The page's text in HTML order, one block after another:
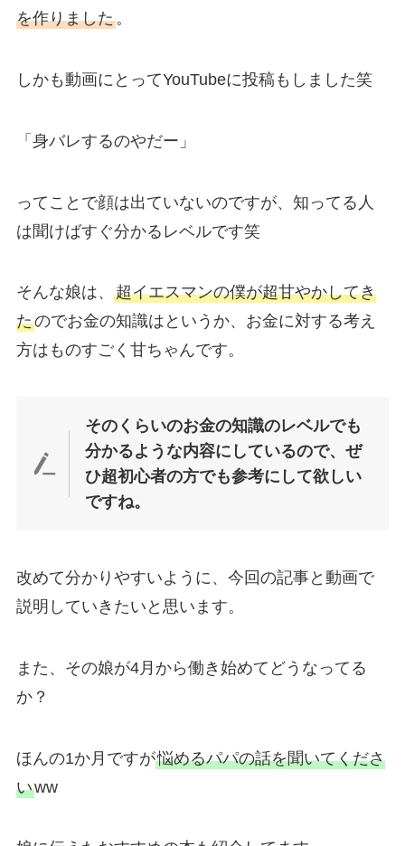
を作りました。
しかも動画にとってYouTubeに投稿もしました笑
「身バレするのやだー」
ってことで顔は出ていないのですが、知ってる人
は聞けばすぐ分かるレベルです笑
そんな娘は、 超イエスマンの僕が超甘やかしてき
たのでお金の知識はというか、お金に対する考え
方はものすごく甘ちゃんです。
そのくらいのお金の知識のレベルでも
分かるような内容にしているので、ぜ
ひ超初心者の方でも参考にして欲しい
ですね。
改めて分かりやすいように、今回の記事と動画で
説明していきたいと思います。
また、その娘が4月から働き始めてどうなってる
か？
ほんの1か月ですが悩めるパパの話を聞いてくださ
いww